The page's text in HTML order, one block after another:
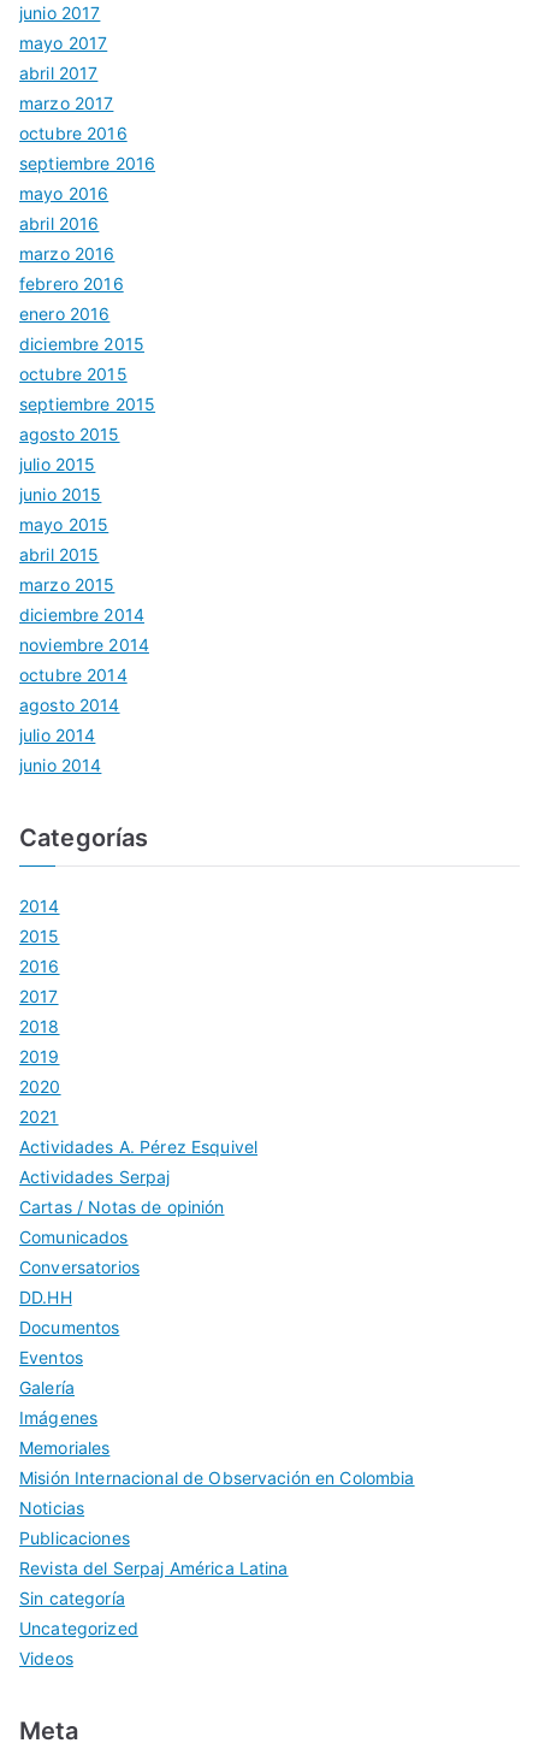
junio 2017
mayo 2017
abril 2017
marzo 2017
octubre 2016
septiembre 2016
mayo 2016
abril 2016
marzo 2016
febrero 2016
enero 2016
diciembre 2015
octubre 2015
septiembre 2015
agosto 2015
julio 2015
junio 2015
mayo 2015
abril 2015
marzo 2015
diciembre 2014
noviembre 2014
octubre 2014
agosto 2014
julio 2014
junio 2014
Categorías
2014
2015
2016
2017
2018
2019
2020
2021
Actividades A. Pérez Esquivel
Actividades Serpaj
Cartas / Notas de opinión
Comunicados
Conversatorios
DD.HH
Documentos
Eventos
Galería
Imágenes
Memoriales
Misión Internacional de Observación en Colombia
Noticias
Publicaciones
Revista del Serpaj América Latina
Sin categoría
Uncategorized
Videos
Meta